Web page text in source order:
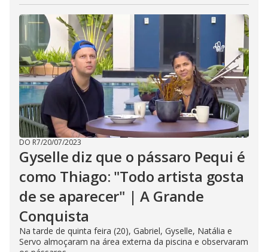
DO R7/20/07/2023
Gyselle diz que o pássaro Pequi é
como Thiago: "Todo artista gosta
de se aparecer" | A Grande
Conquista
Na tarde de quinta feira (20), Gabriel, Gyselle, Natália e
Servo almoçaram na área externa da piscina e observaram